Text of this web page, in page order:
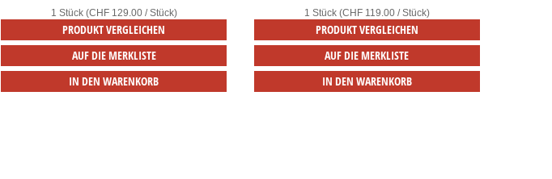
1 Stück (CHF 129.00 / Stück)
PRODUKT VERGLEICHEN
AUF DIE MERKLISTE
IN DEN WARENKORB
1 Stück (CHF 119.00 / Stück)
PRODUKT VERGLEICHEN
AUF DIE MERKLISTE
IN DEN WARENKORB